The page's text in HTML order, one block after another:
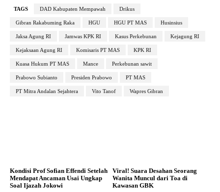
TAGS DAD Kabupaten Mempawah Drikus
Gibran Rakabuming Raka HGU HGU PT MAS Husinsius
Jaksa Agung RI Jamwas KPK RI Kasus Perkebunan Kejagung RI
Kejaksaan Agung RI Komisaris PT MAS KPK RI
Kuasa Hukum PT MAS Mance Perkebunan sawit
Prabowo Subianto Presiden Prabowo PT MAS
PT Mitra Andalan Sejahtera Vito Tanof Wapres Gibran
Kondisi Prof Sofian Effendi Setelah
Mendapat Ancaman Usai Ungkap
Soal Ijazah Jokowi
Viral! Suara Desahan Seorang
Wanita Muncul dari Toa di
Kawasan GBK